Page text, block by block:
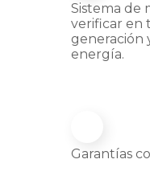
Sistema de
verificar en
generación
energía.
Garantías